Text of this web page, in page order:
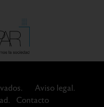
Aviso legal.
Contacto